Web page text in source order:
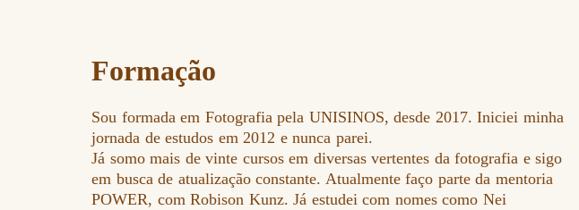
Formação
Sou formada em Fotografia pela UNISINOS, desde 2017. Iniciei minha
jornada de estudos em 2012 e nunca parei.
Já somo mais de vinte cursos em diversas vertentes da fotografia e sigo
em busca de atualização constante. Atualmente faço parte da mentoria
POWER, com Robison Kunz. Já estudei com nomes como Nei